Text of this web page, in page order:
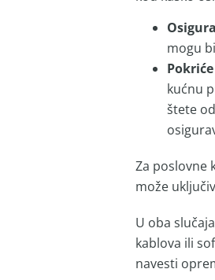
mogu
kućnu
štete
Za poslovne
može
U oba
kablova ili
navesti